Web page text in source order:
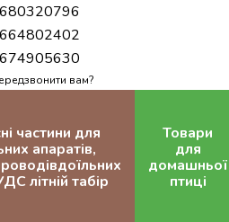
вам?
частини для
апаратів,
літній табір
Товари
для
домашньої
птиці